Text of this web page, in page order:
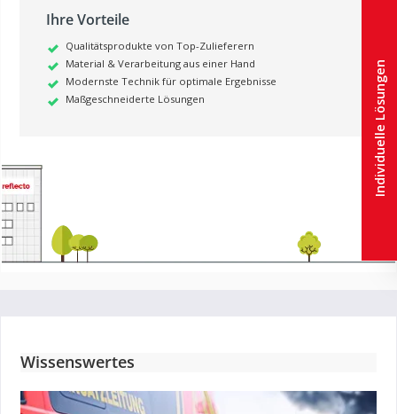
Ihre Vorteile
Qualitätsprodukte von Top-Zulieferern
Material & Verarbeitung aus einer Hand
Modernste Technik für optimale Ergebnisse
Maßgeschneiderte Lösungen
Wissenswertes
Individuelle Lösungen